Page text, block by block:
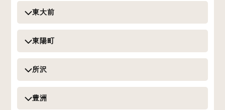
東大前
東陽町
所沢
豊洲